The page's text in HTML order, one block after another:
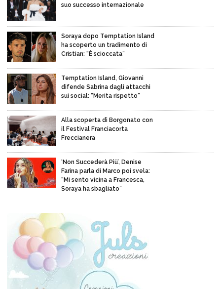
suo successo internazionale
Soraya dopo Temptation Island
ha scoperto un tradimento di
Cristian: “È scioccata”
Temptation Island, Giovanni
difende Sabrina dagli attacchi
sui social: “Merita rispetto”
Alla scoperta di Borgonato con
il Festival Franciacorta
Freccianera
‘Non Succederà Più’, Denise
Farina parla di Marco poi svela:
“Mi sento vicina a Francesca,
Soraya ha sbagliato”